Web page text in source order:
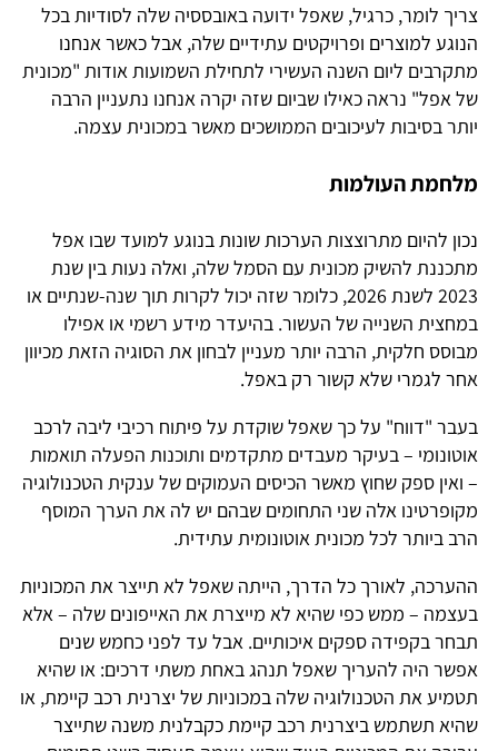
צריך לומר, כרגיל, שאפל ידועה באובססיה שלה לסודיות בכל
הנוגע למוצרים ופרויקטים עתידיים שלה, אבל כאשר אנחנו
מתקרבים ליום השנה העשירי לתחילת השמועות אודות "מכונית
של אפל" נראה כאילו שביום שזה יקרה אנחנו נתעניין הרבה
יותר בסיבות לעיכובים הממושכים מאשר במכונית עצמה.
מלחמת העולמות
נכון להיום מתרוצצות הערכות שונות בנוגע למועד שבו אפל
מתכננת להשיק מכונית עם הסמל שלה, ואלה נעות בין שנת
2023 לשנת 2026, כלומר שזה יכול לקרות תוך שנה-שנתיים או
במחצית השנייה של העשור. בהיעדר מידע רשמי או אפילו
מבוסס חלקית, הרבה יותר מעניין לבחון את הסוגיה הזאת מכיוון
אחר לגמרי שלא קשור רק באפל.
בעבר "דווח" על כך שאפל שוקדת על פיתוח רכיבי ליבה לרכב
אוטונומי – בעיקר מעבדים מתקדמים ותוכנות הפעלה תואמות
– ואין ספק שחוץ מאשר הכיסים העמוקים של ענקית הטכנולוגיה
מקופרטינו אלה שני התחומים שבהם יש לה את הערך המוסף
הרב ביותר לכל מכונית אוטונומית עתידית.
ההערכה, לאורך כל הדרך, הייתה שאפל לא תייצר את המכוניות
בעצמה – ממש כפי שהיא לא מייצרת את האייפונים שלה – אלא
תבחר בקפידה ספקים איכותיים. אבל עד לפני כחמש שנים
אפשר היה להעריך שאפל תנהג באחת משתי דרכים: או שהיא
תטמיע את הטכנולוגיה שלה במכוניות של יצרנית רכב קיימת, או
שהיא תשתמש ביצרנית רכב קיימת כקבלנית משנה שתייצר